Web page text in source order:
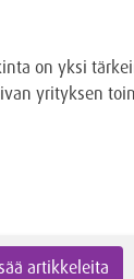
on yksi
yrityksen
artikkeleita